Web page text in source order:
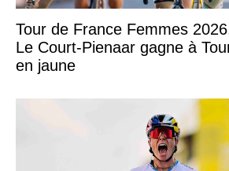
Tour de France Femmes
Le Court-Pienaar gagne à
en jaune